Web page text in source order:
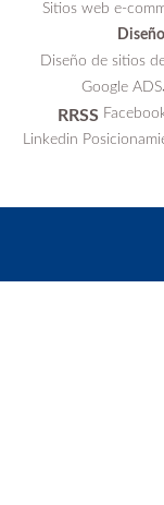
Sitios web e-
Diseño de sitios
Google ADS
RRSS
Linkedin